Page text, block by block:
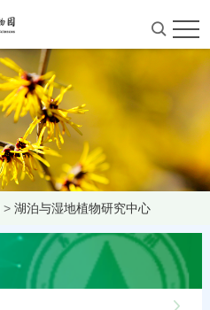
> 湖泊与湿地植物研究中心